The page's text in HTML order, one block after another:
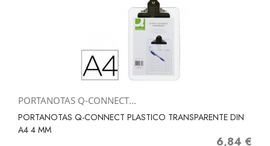
PORTANOTAS Q-CONNECT...
PORTANOTAS Q-CONNECT PLASTICO TRANSPARENTE DIN
A4 4 MM
Precio
6,84 €